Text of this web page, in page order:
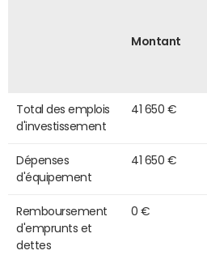
Montant
Total des emplois
d'investissement
41 650 €
Dépenses
d'équipement
41 650 €
Remboursement
d'emprunts et
dettes
0 €